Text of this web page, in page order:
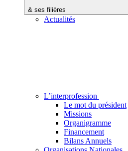
& ses filières
Actualités
L’interprofession
Le mot du président
Missions
Organigramme
Financement
Bilans Annuels